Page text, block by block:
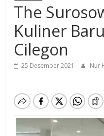
The
Kuliner
Cilegon
25 Desember 2021 Nur